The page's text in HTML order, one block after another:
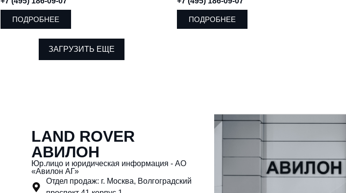
ПОДРОБНЕЕ ПОДРОБНЕЕ
ЗАГРУЗИТЬ ЕЩЕ
LAND ROVER
АВИЛОН
Юр.лицо и юридическая информация - АО
«Авилон АГ»
Отдел продаж: г. Москва, Волгоградский